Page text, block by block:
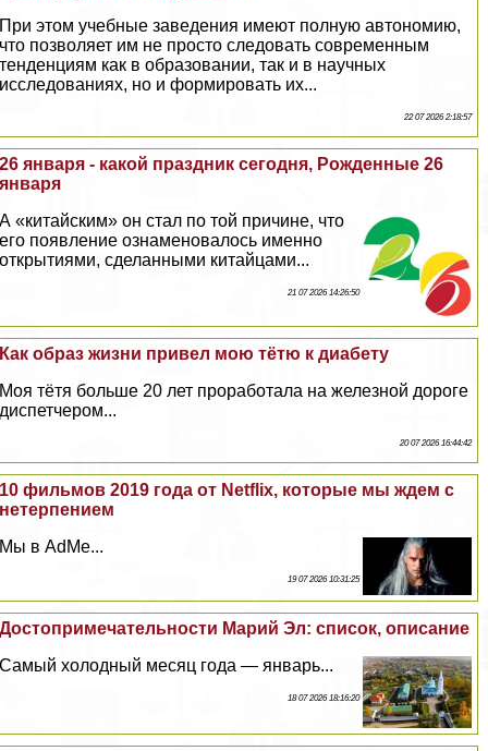
При этом учебные заведения имеют полную автономию,
что позволяет им не просто следовать современным
тенденциям как в образовании, так и в научных
исследованиях, но и формировать их...
22 07 2026 2:18:57
26 января - какой праздник сегодня, Рожденные 26
января
А «китайским» он стал по той причине, что
его появление ознаменовалось именно
открытиями, сделанными китайцами...
21 07 2026 14:26:50
Как образ жизни привел мою тётю к диабету
Моя тётя больше 20 лет проработала на железной дороге
диспетчером...
20 07 2026 16:44:42
10 фильмов 2019 года от Netflix, которые мы ждем с
нетерпением
Мы в AdMe...
19 07 2026 10:31:25
Достопримечательности Марий Эл: список, описание
Самый холодный месяц года — январь...
18 07 2026 18:16:20